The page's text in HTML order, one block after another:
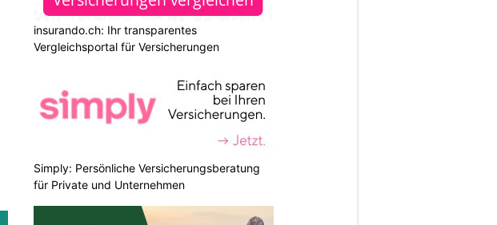
insurando.ch: Ihr transparentes
Vergleichsportal für Versicherungen
Simply: Persönliche Versicherungsberatung
für Private und Unternehmen